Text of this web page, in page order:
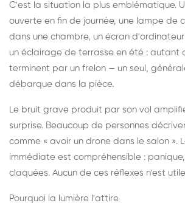
C'est la situation la plus emblématique.
ouverte en fin de journée, une lampe de
dans une chambre, un écran
un éclairage de terrasse en été : autant
terminent par un frelon — un seul,
débarque dans la pièce.
Le bruit grave produit par son vol
surprise. Beaucoup de personnes
comme « avoir un drone dans le salon ».
immédiate est compréhensible :
claquées. Aucun de ces réflexes n'est
Pourquoi la lumière l'attire